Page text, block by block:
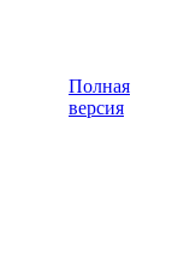
Полная
версия